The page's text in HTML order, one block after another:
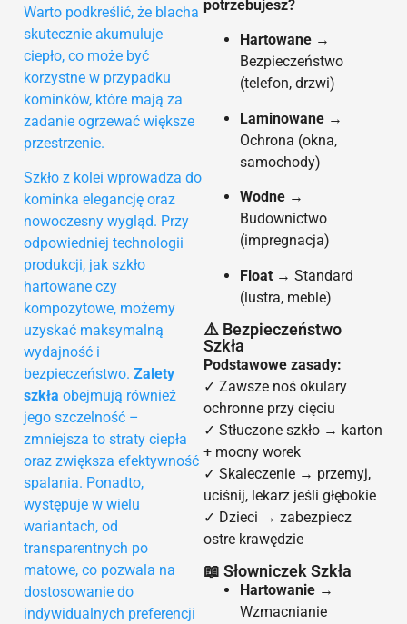
Warto podkreślić, że blacha
skutecznie akumuluje
ciepło, co może być
korzystne w przypadku
kominków, które mają za
zadanie ogrzewać większe
przestrzenie.
Szkło z kolei wprowadza do
kominka elegancję oraz
nowoczesny wygląd. Przy
odpowiedniej technologii
produkcji, jak szkło
hartowane czy
kompozytowe, możemy
uzyskać maksymalną
wydajność i
bezpieczeństwo. Zalety
szkła obejmują również
jego szczelność –
zmniejsza to straty ciepła
oraz zwiększa efektywność
spalania. Ponadto,
występuje w wielu
wariantach, od
transparentnych po
matowe, co pozwala na
dostosowanie do
indywidualnych preferencji
potrzebujesz?
Hartowane →
Bezpieczeństwo
(telefon, drzwi)
Laminowane →
Ochrona (okna,
samochody)
Wodne →
Budownictwo
(impregnacja)
Float → Standard
(lustra, meble)
⚠️ Bezpieczeństwo
Szkła
Podstawowe zasady:
✓ Zawsze noś okulary
ochronne przy cięciu
✓ Stłuczone szkło → karton
+ mocny worek
✓ Skaleczenie → przemyj,
uciśnij, lekarz jeśli głębokie
✓ Dzieci → zabezpiecz
ostre krawędzie
📖 Słowniczek Szkła
Hartowanie →
Wzmacnianie